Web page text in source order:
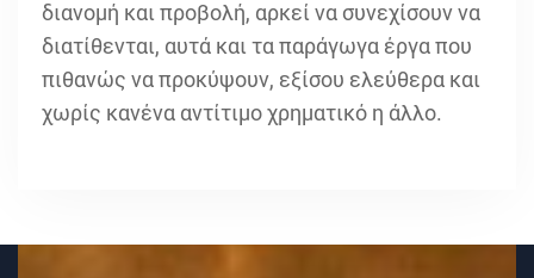
διανομή και προβολή, αρκεί να συνεχίσουν να
διατίθενται, αυτά και τα παράγωγα έργα που
πιθανώς να προκύψουν, εξίσου ελεύθερα και
χωρίς κανένα αντίτιμο χρηματικό η άλλο.